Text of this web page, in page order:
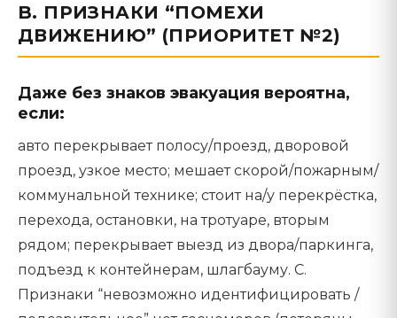
B. ПРИЗНАКИ “ПОМЕХИ
ДВИЖЕНИЮ” (ПРИОРИТЕТ №2)
Даже без знаков эвакуация вероятна,
если:
авто перекрывает полосу/проезд, дворовой
проезд, узкое место; мешает скорой/пожарным/
коммунальной технике; стоит на/у перекрёстка,
перехода, остановки, на тротуаре, вторым
рядом; перекрывает выезд из двора/паркинга,
подъезд к контейнерам, шлагбауму. C.
Признаки “невозможно идентифицировать /